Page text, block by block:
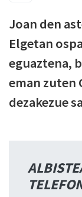
Joan den
Elgetan
eguaztena,
eman zuten
dezakezue